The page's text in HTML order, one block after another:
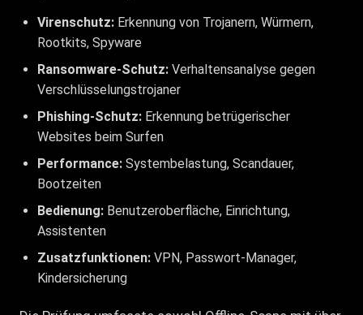
Virenschutz: Erkennung von Trojanern, Würmern,
Rootkits, Spyware
Ransomware-Schutz: Verhaltensanalyse gegen
Verschlüsselungstrojaner
Phishing-Schutz: Erkennung betrügerischer
Websites beim Surfen
Performance: Systembelastung, Scandauer,
Bootzeiten
Bedienung: Benutzeroberfläche, Einrichtung,
Assistenten
Zusatzfunktionen: VPN, Passwort-Manager,
Kindersicherung